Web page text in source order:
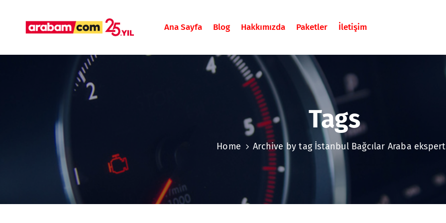
Ana Sayfa Blog Hakkımızda Paketler İletişim
Tags
Home Archive by tag İstanbul Bağcılar Araba